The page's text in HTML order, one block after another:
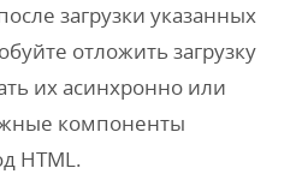
загрузки указанных
отложить загрузку
их асинхронно или
компоненты
HTML.